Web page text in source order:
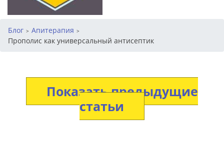
Блог > Апитерапия >
Прополис как универсальный антисептик
Показать предыдущие
статьи